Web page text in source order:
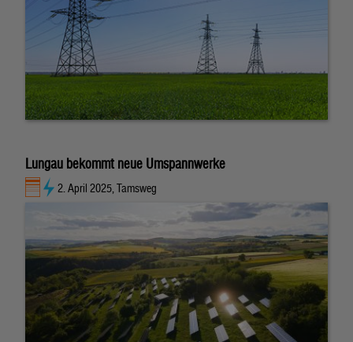
Lungau bekommt neue Umspannwerke
2. April 2025, Tamsweg